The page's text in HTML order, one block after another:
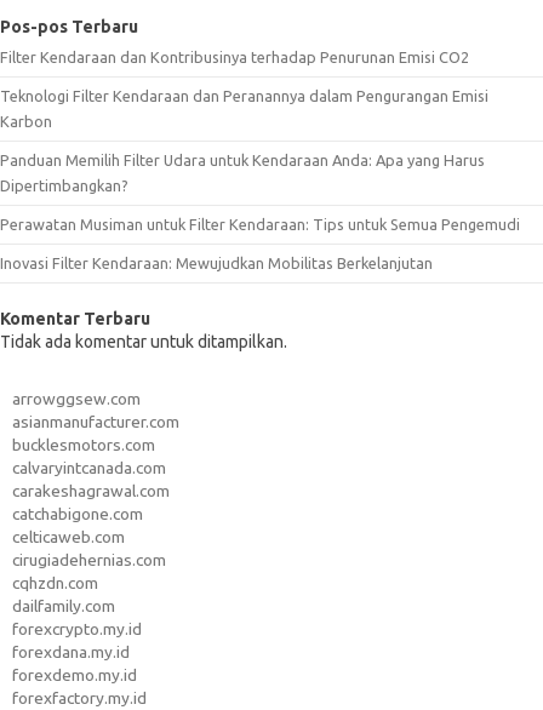
Pos-pos Terbaru
Filter Kendaraan dan Kontribusinya terhadap Penurunan Emisi CO2
Teknologi Filter Kendaraan dan Peranannya dalam Pengurangan Emisi
Karbon
Panduan Memilih Filter Udara untuk Kendaraan Anda: Apa yang Harus
Dipertimbangkan?
Perawatan Musiman untuk Filter Kendaraan: Tips untuk Semua Pengemudi
Inovasi Filter Kendaraan: Mewujudkan Mobilitas Berkelanjutan
Komentar Terbaru
Tidak ada komentar untuk ditampilkan.
arrowggsew.com
asianmanufacturer.com
bucklesmotors.com
calvaryintcanada.com
carakeshagrawal.com
catchabigone.com
celticaweb.com
cirugiadehernias.com
cqhzdn.com
dailfamily.com
forexcrypto.my.id
forexdana.my.id
forexdemo.my.id
forexfactory.my.id